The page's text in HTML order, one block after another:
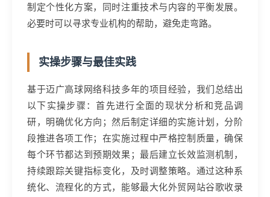
制定个性化方案，同时注重技术与内容的平衡发展。
必要时可以寻求专业机构的帮助，避免走弯路。
实操步骤与最佳实践
基于迈广高球网络科技多年的项目经验，我们总结出
以下实操步骤：首先进行全面的现状分析和竞品调
研，明确优化方向；然后制定详细的实施计划，分阶
段推进各项工作；在实施过程中严格控制质量，确保
每个环节都达到预期效果；最后建立长效监测机制，
持续跟踪关键指标变化，及时调整策略。通过这种系
统化、流程化的方式，能够最大化外贸网站谷歌收录